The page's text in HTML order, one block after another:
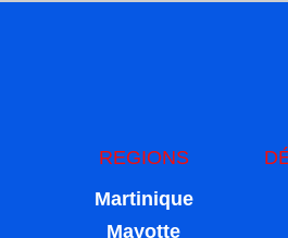
REGIONS
Martinique
Mayotte